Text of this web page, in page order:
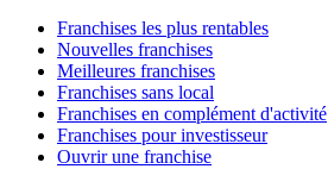
Franchises les plus rentables
Nouvelles franchises
Meilleures franchises
Franchises sans local
Franchises en complément d'activité
Franchises pour investisseur
Ouvrir une franchise